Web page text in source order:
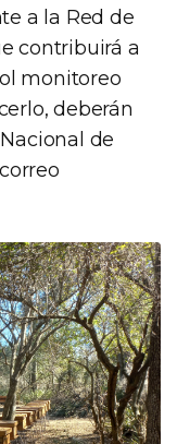
a la Red de
contribuirá a
monitoreo
deberán
de